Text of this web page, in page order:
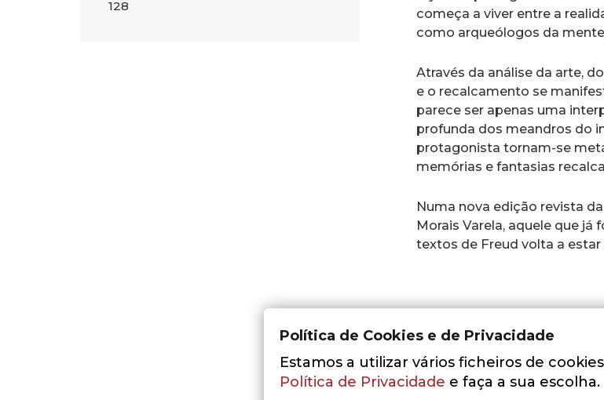
128
começa a viver entre a
como arqueólogos da
Através da análise da arte,
e o recalcamento se
parece ser apenas uma
profunda dos meandros do
protagonista tornam-se
memórias e fantasias
Numa nova edição revista
Morais Varela, aquele que
textos de Freud volta a
Adicionar aos Favoritos
Política de Cookies e de Privacidade
Estamos a utilizar vários ficheiros de
Política de Privacidade e faça a sua escolha.